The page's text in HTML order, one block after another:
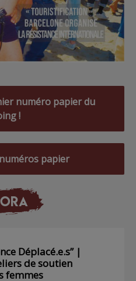
numéro papier du
!
papier
Déplacé.e.s” |
de soutien
femmes